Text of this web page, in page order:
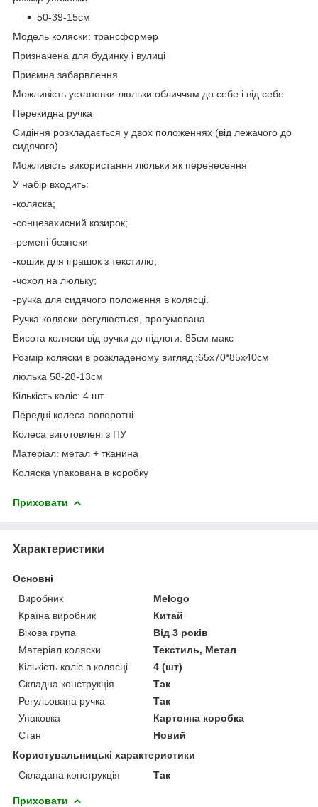
50-39-15см
Модель коляски: трансформер
Призначена для будинку і вулиці
Приємна забарвлення
Можливість установки люльки обличчям до себе і від себе
Перекидна ручка
Сидіння розкладається у двох положеннях (від лежачого до
сидячого)
Можливість використання люльки як перенесення
У набір входить:
-коляска;
-сонцезахисний козирок;
-ремені безпеки
-кошик для іграшок з текстилю;
-чохол на люльку;
-ручка для сидячого положення в колясці.
Ручка коляски регулюється, прогумована
Висота коляски від ручки до підлоги: 85см макс
Розмір коляски в розкладеному вигляді:65х70*85х40см
люлька 58-28-13см
Кількість коліс: 4 шт
Передні колеса поворотні
Колеса виготовлені з ПУ
Матеріал: метал + тканина
Коляска упакована в коробку
Приховати
Характеристики
Основні
Виробник
Melogo
Країна виробник
Китай
Вікова група
Від 3 років
Матеріал коляски
Текстиль, Метал
Кількість коліс в колясці
4 (шт)
Складна конструкція
Так
Регульована ручка
Так
Упаковка
Картонна коробка
Стан
Новий
Користувальницькі характеристики
Складана конструкція
Так
Приховати